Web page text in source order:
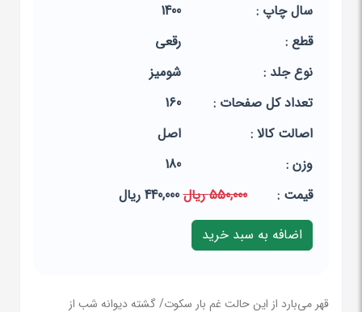
سال چاپ :
1400
قطع :
رقعی
نوع جلد :
شومیز
تعداد کل صفحات :
160
اصالت کالا :
اصل
وزن :
180
قيمت :
550,000 ریال 440,000 ریال
قهر می‌بارد از این حالت غم بار سکوت/ گشته دیوانه شب از